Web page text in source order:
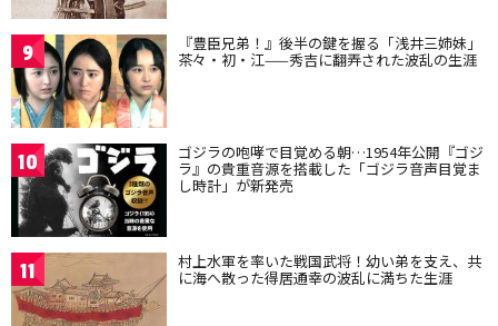
9 『豊臣兄弟！』後半の鍵を握る「浅井三姉妹」
茶々・初・江——秀吉に翻弄された波乱の生涯
10 ゴジラの咆哮で目覚める朝…1954年公開『ゴジ
ラ』の貴重音源を搭載した「ゴジラ音声目覚ま
し時計」が新発売
11 村上水軍を率いた戦国武将！幼い弟を支え、共
に海へ散った得居通幸の波乱に満ちた生涯